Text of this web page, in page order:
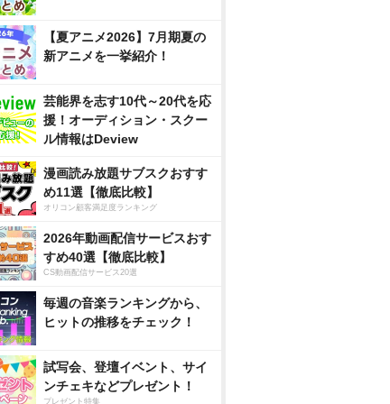
【夏アニメ2026】7月期夏の
新アニメを一挙紹介！
芸能界を志す10代～20代を応
援！オーディション・スクー
ル情報はDeview
漫画読み放題サブスクおすす
め11選【徹底比較】
オリコン顧客満足度ランキング
2026年動画配信サービスおす
すめ40選【徹底比較】
CS動画配信サービス20選
毎週の音楽ランキングから、
ヒットの推移をチェック！
試写会、登壇イベント、サイ
ンチェキなどプレゼント！
プレゼント特集